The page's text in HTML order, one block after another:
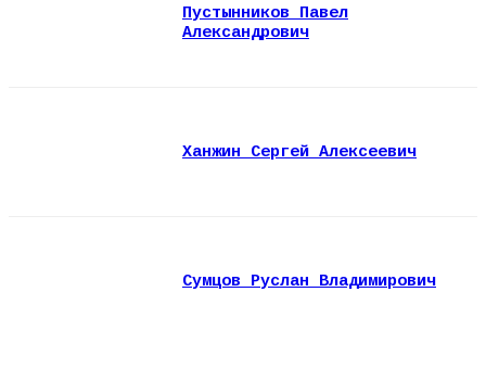
Пустынников Павел
Александрович
Ханжин Сергей Алексеевич
Сумцов Руслан Владимирович